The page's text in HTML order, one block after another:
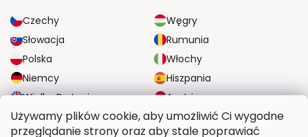
Używamy plików cookie, aby umożliwić Ci wygodne
przeglądanie strony oraz aby stale poprawiać
Czechy
Węgry
Słowacja
Rumunia
Polska
Włochy
Niemcy
Hiszpania
Wielka Brytania
Austria